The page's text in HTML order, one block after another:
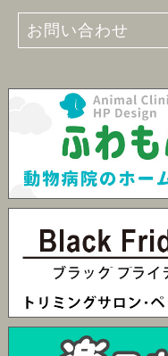
お問い合わせ